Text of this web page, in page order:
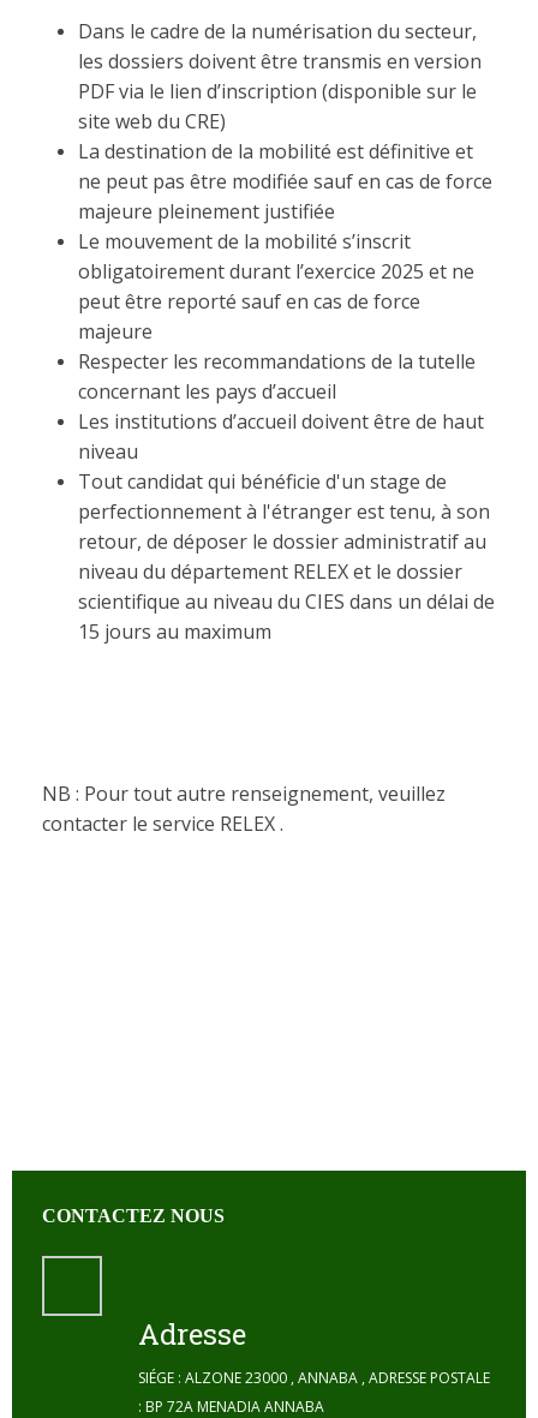
Dans le cadre de la numérisation du secteur,
les dossiers doivent être transmis en version
PDF via le lien d’inscription (disponible sur le
site web du CRE)
La destination de la mobilité est définitive et
ne peut pas être modifiée sauf en cas de force
majeure pleinement justifiée
Le mouvement de la mobilité s’inscrit
obligatoirement durant l’exercice 2025 et ne
peut être reporté sauf en cas de force
majeure
Respecter les recommandations de la tutelle
concernant les pays d’accueil
Les institutions d’accueil doivent être de haut
niveau
Tout candidat qui bénéficie d'un stage de
perfectionnement à l'étranger est tenu, à son
retour, de déposer le dossier administratif au
niveau du département RELEX et le dossier
scientifique au niveau du CIES dans un délai de
15 jours au maximum
NB : Pour tout autre renseignement, veuillez
contacter le service RELEX .
CONTACTEZ NOUS
Adresse
SIÉGE : ALZONE 23000 , ANNABA , ADRESSE POSTALE
: BP 72A MENADIA ANNABA